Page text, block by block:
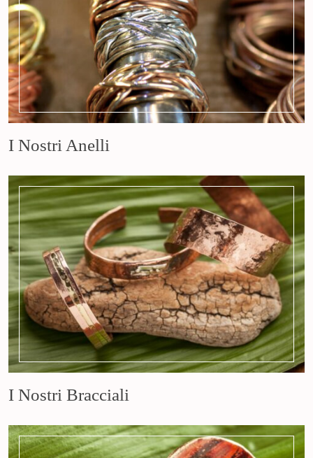
I Nostri Anelli
I Nostri Bracciali